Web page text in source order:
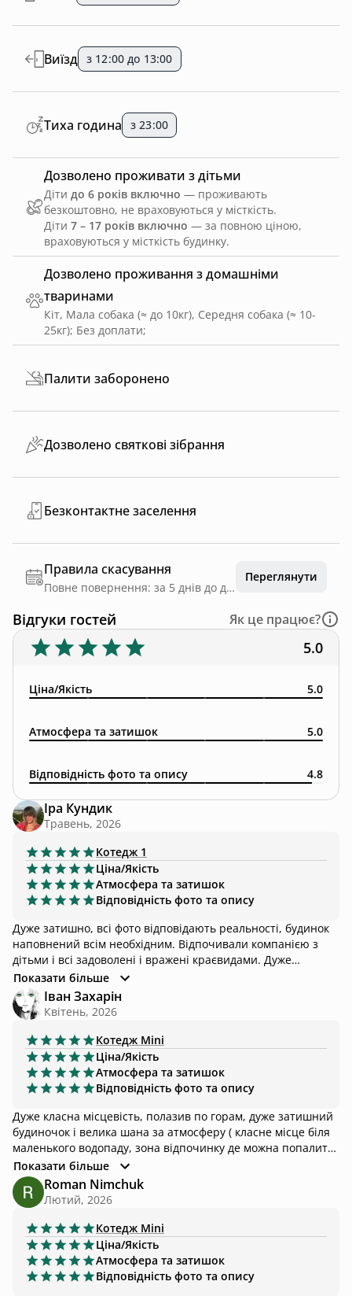
Дозволено проживання з домашніми
тваринами
Кіт, Мала собака (≈ до 10кг), Середня собака (≈ 10-
25кг); Без доплати;
Виїзд з 12:00 до 13:00
Дозволено проживати з дітьми
Діти до 6 років включно — проживають
безкоштовно, не враховуються у місткість.
Діти 7 – 17 років включно — за повною ціною,
враховуються у місткість будинку.
Тиха година з 23:00
Палити заборонено
Дозволено святкові зібрання
Безконтактне заселення
Правила скасування
Повне повернення: за 5 днів до дати заїзду
Переглянути
Відгуки гостей Як це працює?
5.0
Ціна/Якість 5.0
Атмосфера та затишок 5.0
Відповідність фото та опису 4.8
Іра Кундик
Травень, 2026
Котедж 1
Ціна/Якість
Атмосфера та затишок
Відповідність фото та опису
Дуже затишно, всі фото відповідають реальності, будинок
наповнений всім необхідним. Відпочивали компанією з
дітьми і всі задоволені і вражені краєвидами. Дуже
рекомендую!
Показати більше
Іван Захарін
Квітень, 2026
Котедж Mini
Ціна/Якість
Атмосфера та затишок
Відповідність фото та опису
Дуже класна місцевість, полазив по горам, дуже затишний
будиночок і велика шана за атмосферу ( класне місце біля
маленького водопаду, зона відпочинку де можна попалити
багаття). Якщо б мав час - залишився би на довше
Показати більше
Roman Nimchuk
Лютий, 2026
Котедж Mini
Ціна/Якість
Атмосфера та затишок
Відповідність фото та опису